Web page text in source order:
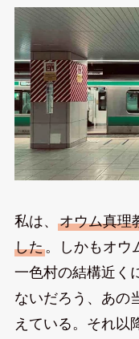
私は、 オウム真理
した。しかもオウ
一色村の結構近く
ないだろう、あの
えている。それ以